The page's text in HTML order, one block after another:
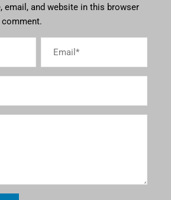
email, and website in this browser